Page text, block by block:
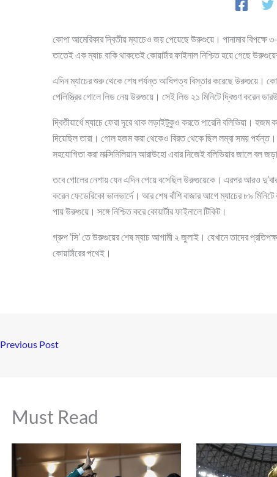
কোপা আমেরিকার দ্বিতীয় ম্যাচেও জয় পেয়েছে উরুগুয়ে। পানামার
তাতেই এক ম্যাচ বাকি থাকতেই কোয়ার্টার ফাইনাল নিশ্চিত হয়ে গেছে
এদিন ম্যাচের শুরু থেকে শেষ পর্যন্ত আধিপত্য বিস্তার করেছে উরুগুয়ে।
পেলিস্ত্রির গোলে লিড নেয় উরুগুয়ে। সেই লিড ২১ মিনিটে দ্বিগুণ করেন
দ্বিতীয়ার্ধে ম্যাচে ফেরা দূরে থাক লড়াইটুকুও করতে পারেনি বলিভিয়া।
দিয়েছিল তারা। গোল হজম করা থেকেও বিরত থেকে ছিল লম্বা সময় পর্যন্ত।
সহযোগিতা করা মাক্সিমিলিয়ান আরাউহো এবার নিজেই বলিভিয়ার জালে বল
তবে গোলের নেশায় যেন এদিন পেয়ে বসেছিল উরুগুয়েকে। এরপর আরও দু’বার
করেন ফেডেরিকো ভালভার্দে। আর শেষ বাঁশি বাজার আগে ম্যাচের ৮৯
পায় উরুগুয়ে। সঙ্গে নিশ্চিত করে কোয়ার্টার ফাইনালে টিকিট।
গ্রুপ ‘সি’ তে উরুগুয়ের শেষ ম্যাচ আগামী ২ জুলাই। যেখানে তাদের
কোয়ার্টারের পথেই।
Previous Post
Must Read